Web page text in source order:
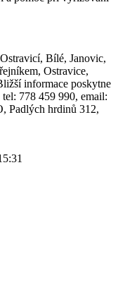
Bílé, Janovic,
Ostravice,
informace poskytne
778 459 990, email:
Padlých hrdinů 312,